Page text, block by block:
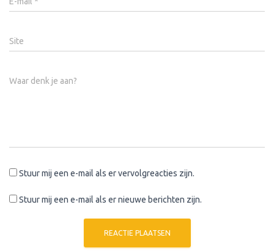
Site
Waar denk je aan?
Stuur mij een e-mail als er vervolgreacties zijn.
Stuur mij een e-mail als er nieuwe berichten zijn.